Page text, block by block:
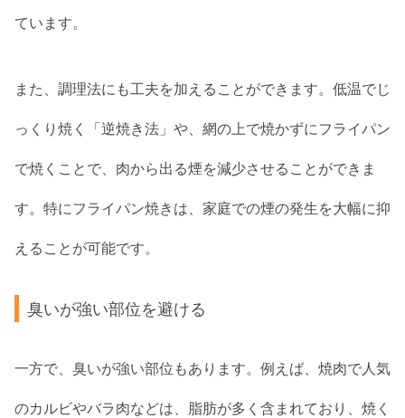
ています。
また、調理法にも工夫を加えることができます。低温でじ
っくり焼く「逆焼き法」や、網の上で焼かずにフライパン
で焼くことで、肉から出る煙を減少させることができま
す。特にフライパン焼きは、家庭での煙の発生を大幅に抑
えることが可能です。
臭いが強い部位を避ける
一方で、臭いが強い部位もあります。例えば、焼肉で人気
のカルビやバラ肉などは、脂肪が多く含まれており、焼く